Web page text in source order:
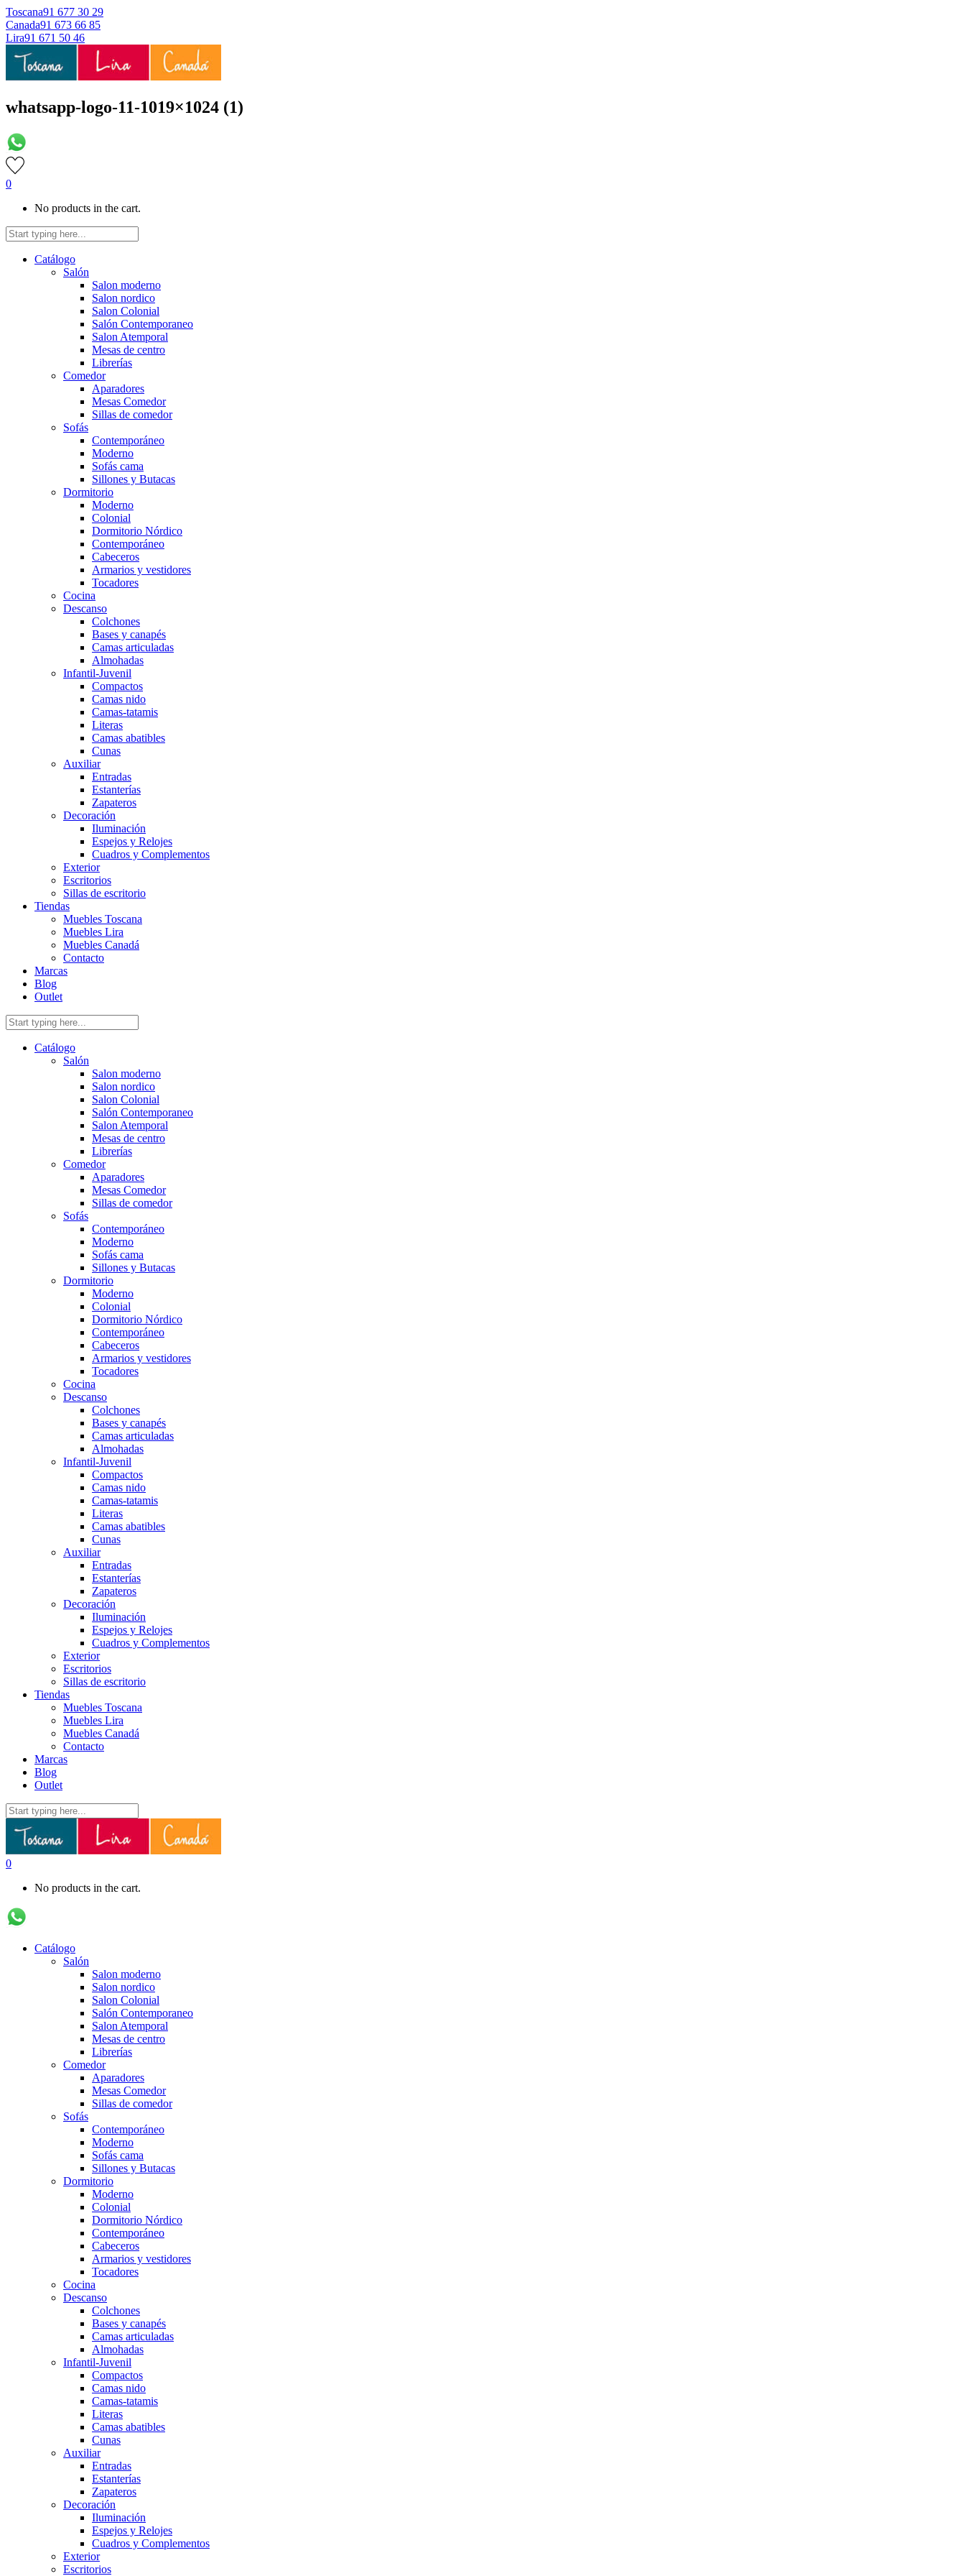
Toscana91 677 30 29
Canada91 673 66 85
Lira91 671 50 46
whatsapp-logo-11-1019×1024 (1)
0
No products in the cart.
Catálogo
Salón
Salon moderno
Salon nordico
Salon Colonial
Salón Contemporaneo
Salon Atemporal
Mesas de centro
Librerías
Comedor
Aparadores
Mesas Comedor
Sillas de comedor
Sofás
Contemporáneo
Moderno
Sofás cama
Sillones y Butacas
Dormitorio
Moderno
Colonial
Dormitorio Nórdico
Contemporáneo
Cabeceros
Armarios y vestidores
Tocadores
Cocina
Descanso
Colchones
Bases y canapés
Camas articuladas
Almohadas
Infantil-Juvenil
Compactos
Camas nido
Camas-tatamis
Literas
Camas abatibles
Cunas
Auxiliar
Entradas
Estanterías
Zapateros
Decoración
Iluminación
Espejos y Relojes
Cuadros y Complementos
Exterior
Escritorios
Sillas de escritorio
Tiendas
Muebles Toscana
Muebles Lira
Muebles Canadá
Contacto
Marcas
Blog
Outlet
Catálogo
Salón
Salon moderno
Salon nordico
Salon Colonial
Salón Contemporaneo
Salon Atemporal
Mesas de centro
Librerías
Comedor
Aparadores
Mesas Comedor
Sillas de comedor
Sofás
Contemporáneo
Moderno
Sofás cama
Sillones y Butacas
Dormitorio
Moderno
Colonial
Dormitorio Nórdico
Contemporáneo
Cabeceros
Armarios y vestidores
Tocadores
Cocina
Descanso
Colchones
Bases y canapés
Camas articuladas
Almohadas
Infantil-Juvenil
Compactos
Camas nido
Camas-tatamis
Literas
Camas abatibles
Cunas
Auxiliar
Entradas
Estanterías
Zapateros
Decoración
Iluminación
Espejos y Relojes
Cuadros y Complementos
Exterior
Escritorios
Sillas de escritorio
Tiendas
Muebles Toscana
Muebles Lira
Muebles Canadá
Contacto
Marcas
Blog
Outlet
0
No products in the cart.
Catálogo
Salón
Salon moderno
Salon nordico
Salon Colonial
Salón Contemporaneo
Salon Atemporal
Mesas de centro
Librerías
Comedor
Aparadores
Mesas Comedor
Sillas de comedor
Sofás
Contemporáneo
Moderno
Sofás cama
Sillones y Butacas
Dormitorio
Moderno
Colonial
Dormitorio Nórdico
Contemporáneo
Cabeceros
Armarios y vestidores
Tocadores
Cocina
Descanso
Colchones
Bases y canapés
Camas articuladas
Almohadas
Infantil-Juvenil
Compactos
Camas nido
Camas-tatamis
Literas
Camas abatibles
Cunas
Auxiliar
Entradas
Estanterías
Zapateros
Decoración
Iluminación
Espejos y Relojes
Cuadros y Complementos
Exterior
Escritorios